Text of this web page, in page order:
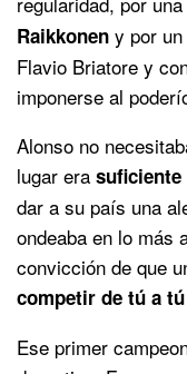
Raikkonen y por
Flavio Briatore y
imponerse al
Alonso no
lugar era suficiente
dar a su país una
ondeaba en lo más
convicción de que
competir de tú a tú
Ese primer